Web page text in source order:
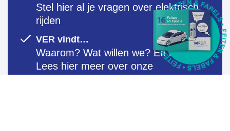
Stel hier al je vragen over elektrisch
rijden
VER vindt…
Waarom? Wat willen we? En hoe?
Lees hier meer over onze